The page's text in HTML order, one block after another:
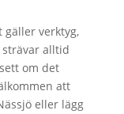
verktyg,
alltid
om det
att
eller lägg